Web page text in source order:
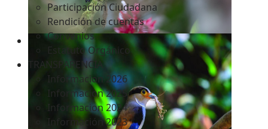
Participación Ciudadana
Rendición de cuentas
Convenios
Estatuto Orgánico
TRANSPARENCIA
Informacion 2026
Informacion 2025
Informacion 2024
Información 2023